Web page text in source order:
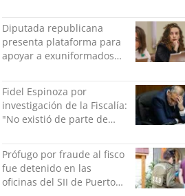
Diputada republicana
presenta plataforma para
apoyar a exuniformados
social
Fidel Espinoza por
investigación de la Fiscalía:
"No existió de parte de
violencia física ni verbal"
Prófugo por fraude al fisco
fue detenido en las
oficinas del SII de Puerto